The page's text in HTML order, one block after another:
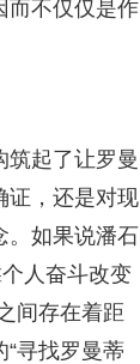
而不仅仅是作
筑起了让罗曼
证，还是对现
。如果说潘石
人奋斗改变
间存在着距
寻找罗曼蒂